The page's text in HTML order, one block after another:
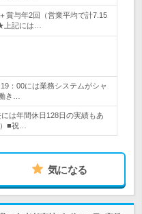
賞与年2回（営業平均で計7.15
上記には…
：00には業務システムがシャ
き…
は年間休日128日の実績もあ
■祝…
気になる